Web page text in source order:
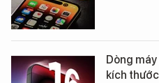
Dòng
kích